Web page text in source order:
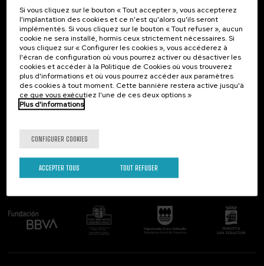
Contact
Palacio Miramar
Paseo de Miraconcha, 48
20007 Donostia / San Sebastián
Gipuzkoa, Spain
Contactez-nous!
Intéressant...
Activités précédentes
Suivez-nous
Si vous cliquez sur le bouton « Tout accepter », vous accepterez
l'implantation des cookies et ce n'est qu'alors qu'ils seront
implémentés. Si vous cliquez sur le bouton « Tout refuser », aucun
cookie ne sera installé, hormis ceux strictement nécessaires. Si
vous cliquez sur « Configurer les cookies », vous accéderez à
l'écran de configuration où vous pourrez activer ou désactiver les
cookies et accéder à la Politique de Cookies où vous trouverez
plus d'informations et où vous pourrez accéder aux paramètres
des cookies à tout moment. Cette bannière restera active jusqu'à
ce que vous exécutiez l'une de ces deux options »
Plus d'informations
CONFIGURER COOKIES
TOUT REFUSER
ACCEPTER TOUS